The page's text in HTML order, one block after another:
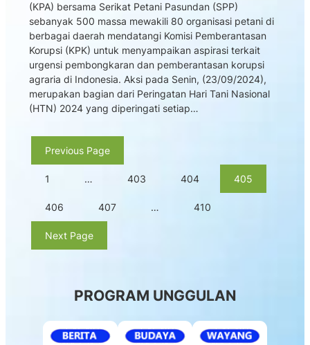
(KPA) bersama Serikat Petani Pasundan (SPP)
sebanyak 500 massa mewakili 80 organisasi petani di
berbagai daerah mendatangi Komisi Pemberantasan
Korupsi (KPK) untuk menyampaikan aspirasi terkait
urgensi pembongkaran dan pemberantasan korupsi
agraria di Indonesia. Aksi pada Senin, (23/09/2024),
merupakan bagian dari Peringatan Hari Tani Nasional
(HTN) 2024 yang diperingati setiap…
Previous Page
1 … 403 404 405
406 407 … 410
Next Page
PROGRAM UNGGULAN